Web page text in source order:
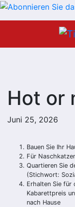
Hot or
Juni 25, 2026
Bauen Sie Ihr
Für
Quartieren Sie
(Stichwort:
Erhalten Sie für
Kabarettpreis
nach Hause